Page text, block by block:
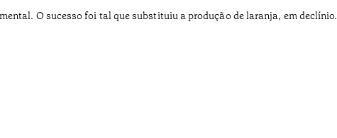
O sucesso foi tal que substituiu a produção de laranja, em declínio.